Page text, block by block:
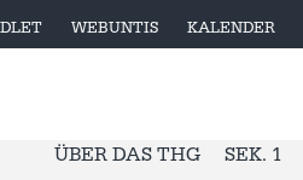
WEBUNTIS KALENDER
ÜBER DAS THG SEK. 1